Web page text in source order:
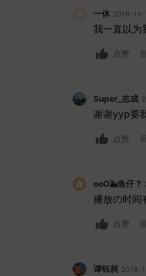
一休 2018-11-
我一直以为
点赞
Super_志成
谢谢yyp要
点赞
ooO🐳魚仔 ?
播放の时间
点赞
谭钰昶 2018-